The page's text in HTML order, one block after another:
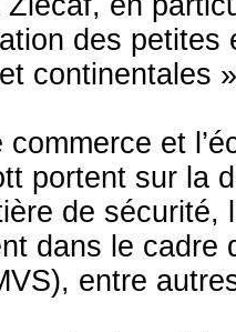
des
continentales
et
portent sur la
de
dans le cadre
entre